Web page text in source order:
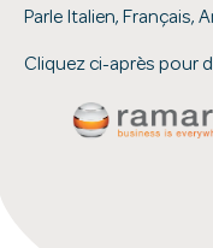
Parle Italien, Français,
Cliquez ci-après pour